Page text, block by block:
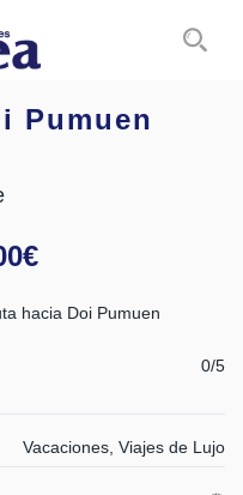
Pumuen
€
hacia Doi Pumuen
0/5
Vacaciones, Viajes de Lujo